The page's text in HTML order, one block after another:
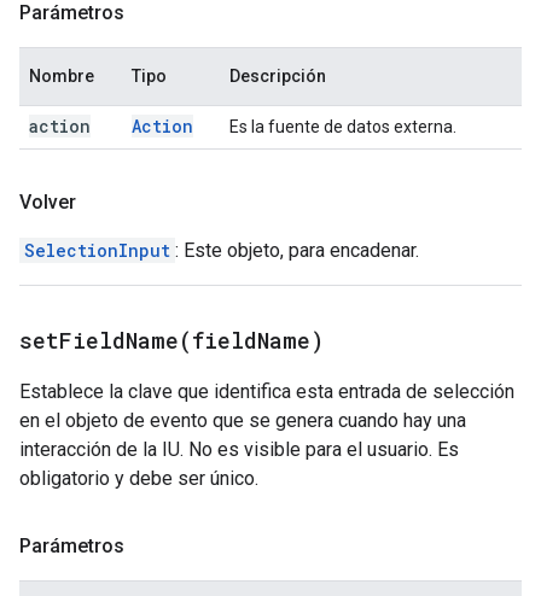
Parámetros
Nombre Tipo Descripción
action Action Es la fuente de datos externa.
Volver
SelectionInput : Este objeto, para encadenar.
setFieldName(fieldName)
Establece la clave que identifica esta entrada de selección
en el objeto de evento que se genera cuando hay una
interacción de la IU. No es visible para el usuario. Es
obligatorio y debe ser único.
Parámetros